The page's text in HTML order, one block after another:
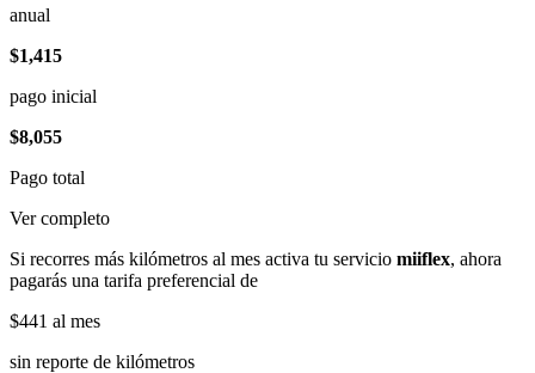
anual
$1,415
pago inicial
$8,055
Pago total
Ver completo
Si recorres más kilómetros al mes activa tu servicio miiflex, ahora
pagarás una tarifa preferencial de
$441 al mes
sin reporte de kilómetros